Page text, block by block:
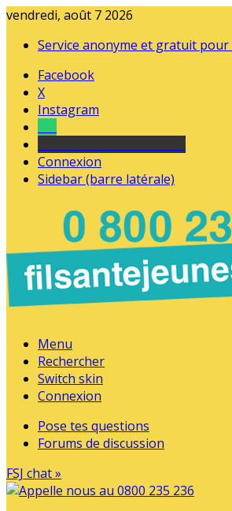
vendredi, août 7 2026
Service anonyme et gratuit
Facebook
X
Instagram
Connexion
Sidebar (barre latérale)
Menu
Rechercher
Switch skin
Connexion
Pose tes questions
Forums de discussion
FSJ chat »